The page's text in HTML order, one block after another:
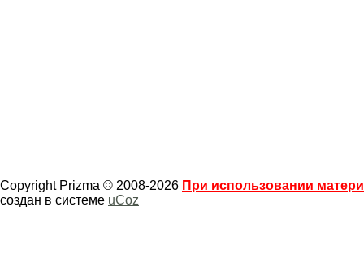
Copyright Prizma © 2008-2026 При использовании
создан в системе uCoz